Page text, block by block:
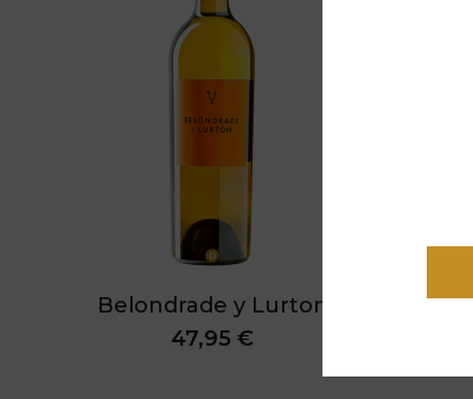
Belondrade y Lurton
47,95 €